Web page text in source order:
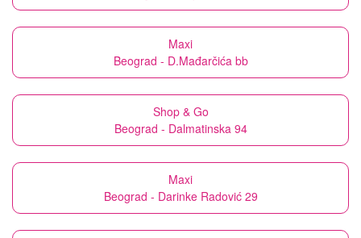
Maxi
Beograd - D.Mađarčića bb
Shop & Go
Beograd - Dalmatinska 94
Maxi
Beograd - Darinke Radović 29